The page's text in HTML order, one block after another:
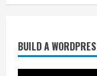
BUILD A